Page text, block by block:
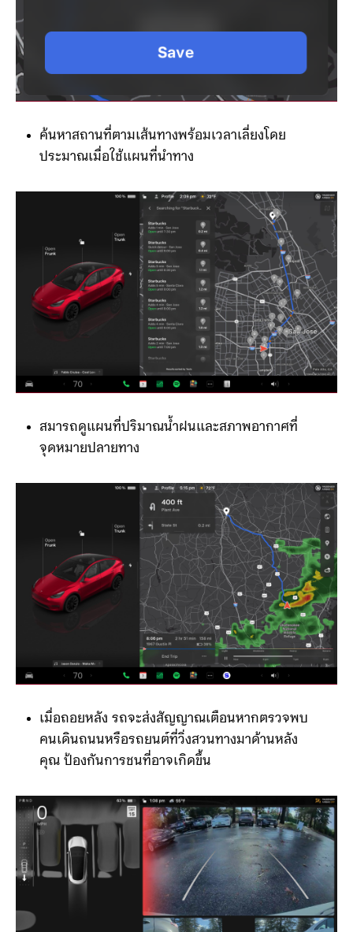
ค้นหาสถานที่ตามเส้นทางพร้อมเวลาเลี่ยงโดย
ประมาณเมื่อใช้แผนที่นำทาง
สมารถดูแผนที่ปริมาณน้ำฝนและสภาพอากาศที่
จุดหมายปลายทาง
เมื่อถอยหลัง รถจะส่งสัญญาณเตือนหากตรวจพบ
คนเดินถนนหรือรถยนต์ที่วิ่งสวนทางมาด้านหลัง
คุณ ป้องกันการชนที่อาจเกิดขึ้น